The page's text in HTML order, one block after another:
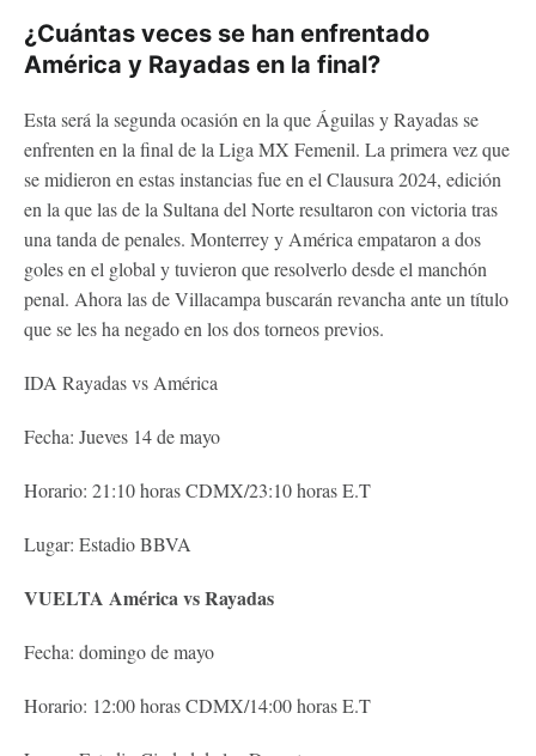
¿Cuántas veces se han enfrentado
América y Rayadas en la final?
Esta será la segunda ocasión en la que Águilas y Rayadas se
enfrenten en la final de la Liga MX Femenil. La primera vez que
se midieron en estas instancias fue en el Clausura 2024, edición
en la que las de la Sultana del Norte resultaron con victoria tras
una tanda de penales. Monterrey y América empataron a dos
goles en el global y tuvieron que resolverlo desde el manchón
penal. Ahora las de Villacampa buscarán revancha ante un título
que se les ha negado en los dos torneos previos.
IDA Rayadas vs América
Fecha: Jueves 14 de mayo
Horario: 21:10 horas CDMX/23:10 horas E.T
Lugar: Estadio BBVA
VUELTA América vs Rayadas
Fecha: domingo de mayo
Horario: 12:00 horas CDMX/14:00 horas E.T